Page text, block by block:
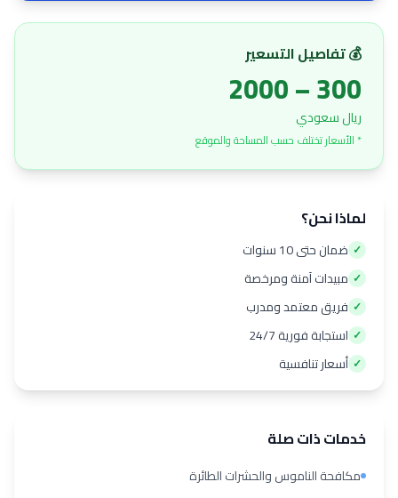
💰 تفاصيل التسعير
300 – 2000
ريال سعودي
* الأسعار تختلف حسب المساحة والموقع
لماذا نحن؟
✓ ضمان حتى 10 سنوات
✓ مبيدات آمنة ومرخصة
✓ فريق معتمد ومدرب
✓ استجابة فورية 24/7
✓ أسعار تنافسية
خدمات ذات صلة
مكافحة الناموس والحشرات الطائرة